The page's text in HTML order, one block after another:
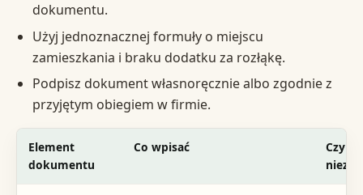
dokumentu.
Użyj jednoznacznej formuły o miejscu
zamieszkania i braku dodatku za rozłąkę.
Podpisz dokument własnoręcznie albo zgodnie z
przyjętym obiegiem w firmie.
Element
dokumentu
Co wpisać
Czy